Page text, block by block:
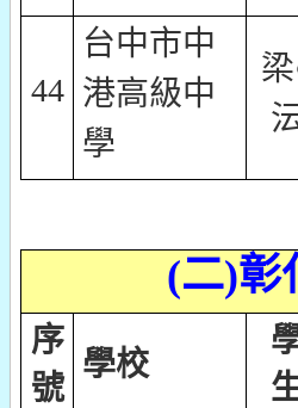
44
台中市中
港高級中
學
(二)彰
序
號
學校